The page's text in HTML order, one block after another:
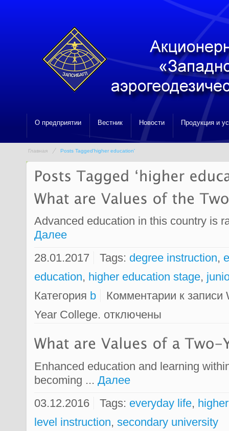
О предприятии Вестник Новости Продукция и
Главная Posts Tagged'higher education'
Advanced education in this country is
Далее
28.01.2017
Tags: degree instruction,
education, higher education stage,
Категория b Комментарии к записи
Year College. отключены
Enhanced education and learning
becoming ... Далее
03.12.2016
Tags: everyday life,
level instruction, secondary university